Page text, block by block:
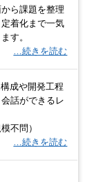
ら課題を整理
着化まで一気
す。
…続きを読む
成や開発工程
話ができるレ
不問）
…続きを読む